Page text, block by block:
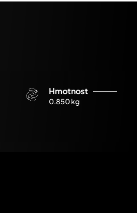
Hmotnost
0.850 kg